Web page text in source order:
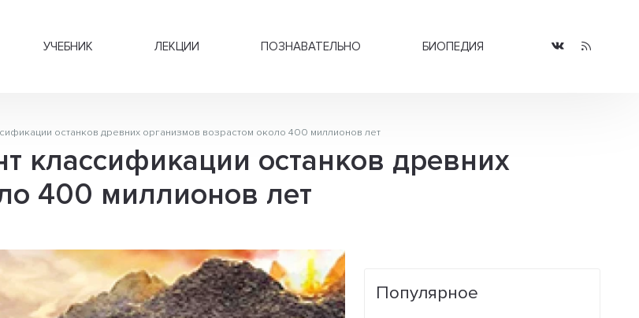
УЧЕБНИК ЛЕКЦИИ ПОЗНАВАТЕЛЬНО БИОПЕДИЯ
останков древних организмов возрастом около 400 миллионов лет
классификации останков древних
400 миллионов лет
Популярное